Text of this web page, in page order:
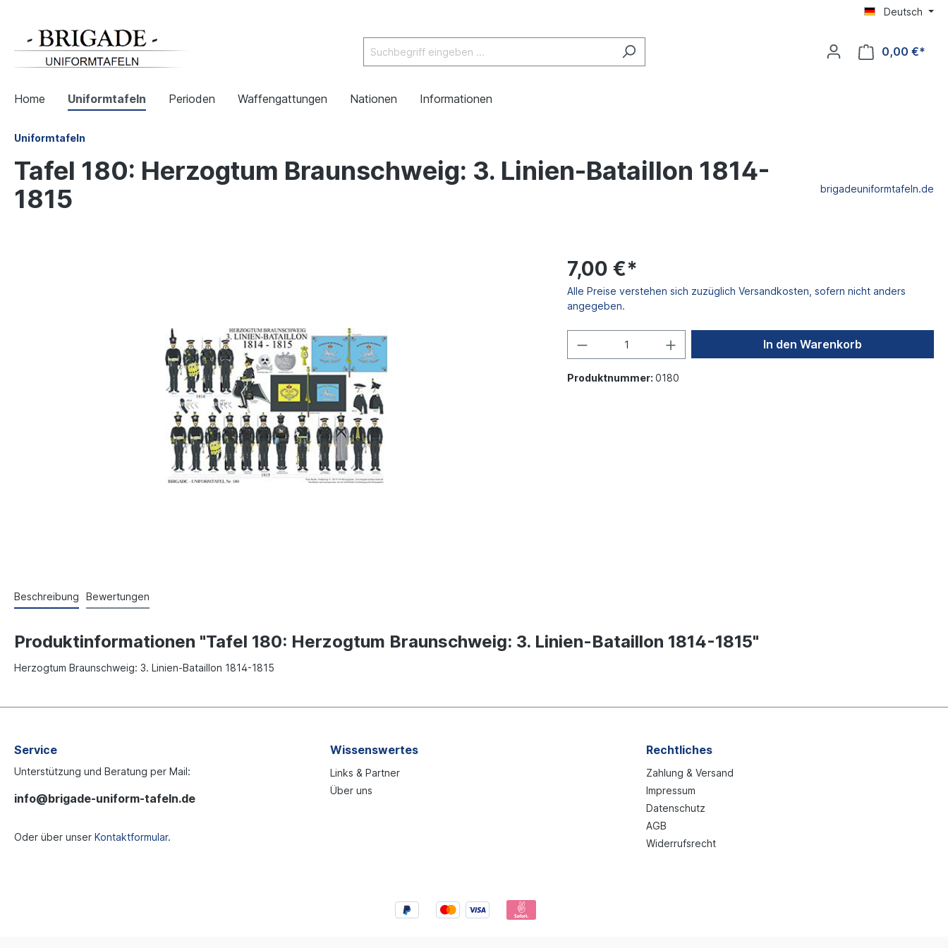
Deutsch
0,00 €*
Home Uniformtafeln Perioden Waffengattungen Nationen Informationen
Uniformtafeln
Tafel 180: Herzogtum Braunschweig: 3. Linien-Bataillon 1814-
1815
brigadeuniformtafeln.de
7,00 €*
Alle Preise verstehen sich zuzüglich Versandkosten, sofern nicht anders
angegeben.
In den Warenkorb
Produktnummer: 0180
Beschreibung Bewertungen
Produktinformationen "Tafel 180: Herzogtum Braunschweig: 3. Linien-Bataillon 1814-1815"
Herzogtum Braunschweig: 3. Linien-Bataillon 1814-1815
Service
Unterstützung und Beratung per Mail:
info@brigade-uniform-tafeln.de
Oder über unser Kontaktformular.
Wissenswertes
Links & Partner
Über uns
Rechtliches
Zahlung & Versand
Impressum
Datenschutz
AGB
Widerrufsrecht